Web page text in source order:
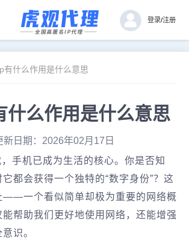
登录/注册
有什么作用是什么意思
什么作用是什么意思
新日期：2026年02月17日
手机已成为生活的核心。你是否知
都会获得一个独特的“数字身份”？这
——一个看似简单却极为重要的网络概
帮助我们更好地使用网络，还能增强
识。